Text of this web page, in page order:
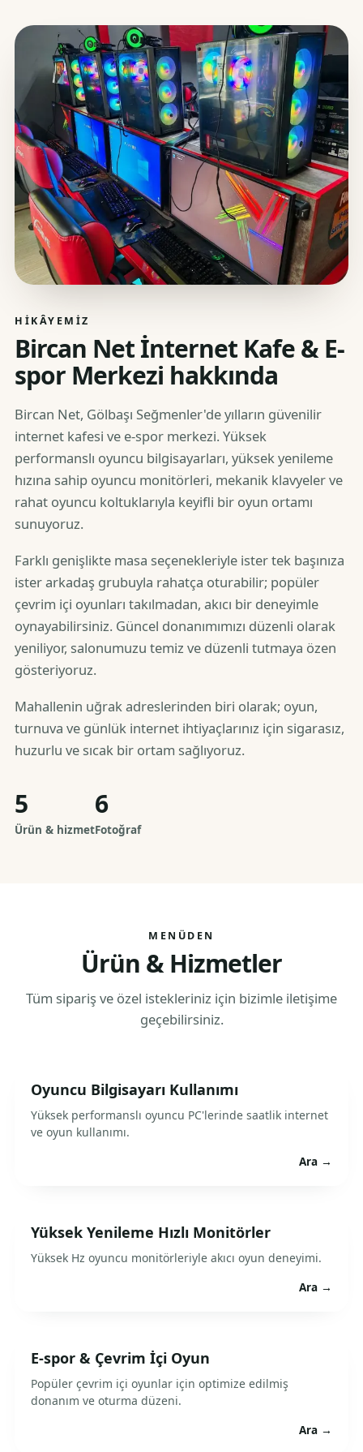
HIKÂYEMIZ
Bircan Net İnternet Kafe & E-
spor Merkezi hakkında
Bircan Net, Gölbaşı Seğmenler'de yılların güvenilir
internet kafesi ve e-spor merkezi. Yüksek
performanslı oyuncu bilgisayarları, yüksek yenileme
hızına sahip oyuncu monitörleri, mekanik klavyeler ve
rahat oyuncu koltuklarıyla keyifli bir oyun ortamı
sunuyoruz.
Farklı genişlikte masa seçenekleriyle ister tek başınıza
ister arkadaş grubuyla rahatça oturabilir; popüler
çevrim içi oyunları takılmadan, akıcı bir deneyimle
oynayabilirsiniz. Güncel donanımımızı düzenli olarak
yeniliyor, salonumuzu temiz ve düzenli tutmaya özen
gösteriyoruz.
Mahallenin uğrak adreslerinden biri olarak; oyun,
turnuva ve günlük internet ihtiyaçlarınız için sigarasız,
huzurlu ve sıcak bir ortam sağlıyoruz.
5
Ürün & hizmet
6
Fotoğraf
MENÜDEN
Ürün & Hizmetler
Tüm sipariş ve özel istekleriniz için bizimle iletişime
geçebilirsiniz.
Oyuncu Bilgisayarı Kullanımı
Yüksek performanslı oyuncu PC'lerinde saatlik internet
ve oyun kullanımı.
Ara →
Yüksek Yenileme Hızlı Monitörler
Yüksek Hz oyuncu monitörleriyle akıcı oyun deneyimi.
Ara →
E-spor & Çevrim İçi Oyun
Popüler çevrim içi oyunlar için optimize edilmiş
donanım ve oturma düzeni.
Ara →